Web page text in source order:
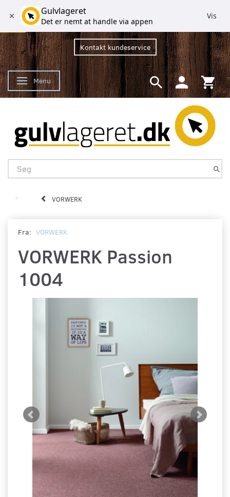
Kontakt kundeservice
Skifte navigation
Menu
VORWERK
Fra: VORWERK
VORWERK Passion
1004
Gulvlageret
Det er nemt at handle via appen
Vis